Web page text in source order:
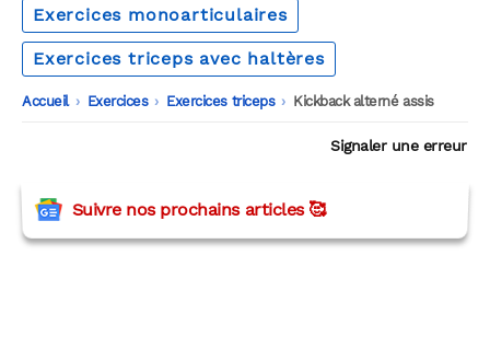
Exercices monoarticulaires
Exercices triceps avec haltères
Accueil -
Exercices -
Exercices triceps -
Kickback alterné assis
Signaler une erreur
Suivre nos prochains articles 🥰